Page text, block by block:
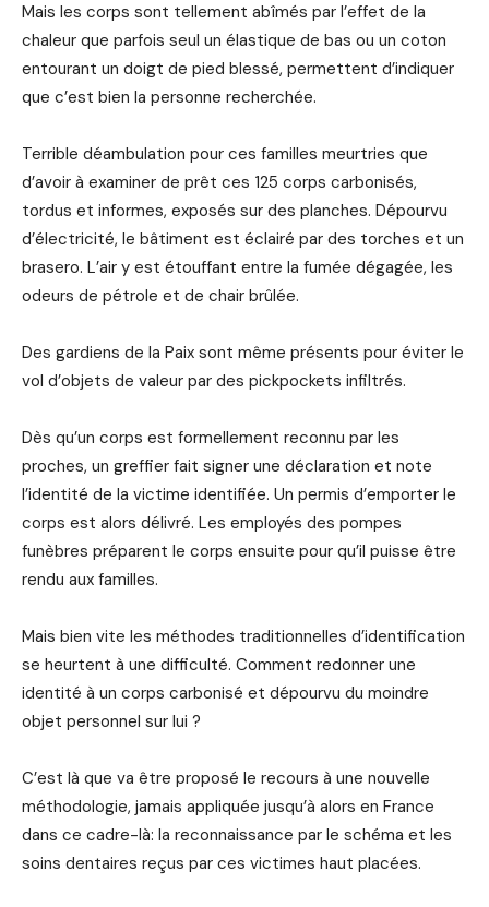
Mais les corps sont tellement abîmés par l’effet de la
chaleur que parfois seul un élastique de bas ou un coton
entourant un doigt de pied blessé, permettent d’indiquer
que c’est bien la personne recherchée.
Terrible déambulation pour ces familles meurtries que
d’avoir à examiner de prêt ces 125 corps carbonisés,
tordus et informes, exposés sur des planches. Dépourvu
d’électricité, le bâtiment est éclairé par des torches et un
brasero. L’air y est étouffant entre la fumée dégagée, les
odeurs de pétrole et de chair brûlée.
Des gardiens de la Paix sont même présents pour éviter le
vol d’objets de valeur par des pickpockets infiltrés.
Dès qu’un corps est formellement reconnu par les
proches, un greffier fait signer une déclaration et note
l’identité de la victime identifiée. Un permis d’emporter le
corps est alors délivré. Les employés des pompes
funèbres préparent le corps ensuite pour qu’il puisse être
rendu aux familles.
Mais bien vite les méthodes traditionnelles d’identification
se heurtent à une difficulté. Comment redonner une
identité à un corps carbonisé et dépourvu du moindre
objet personnel sur lui ?
C’est là que va être proposé le recours à une nouvelle
méthodologie, jamais appliquée jusqu’à alors en France
dans ce cadre-là: la reconnaissance par le schéma et les
soins dentaires reçus par ces victimes haut placées.